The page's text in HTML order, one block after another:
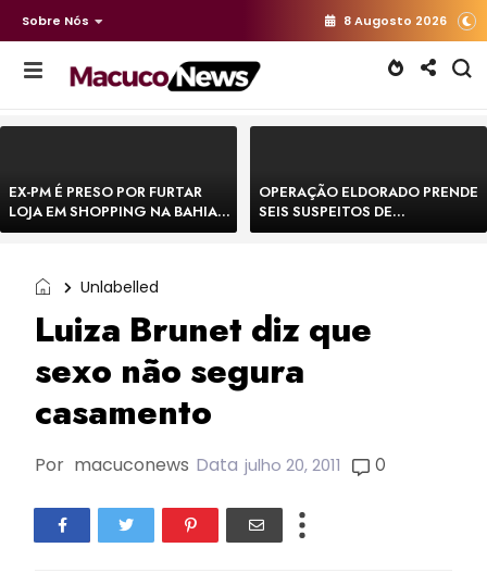
Sobre Nós 8 Augosto 2026
EX-PM É PRESO POR FURTAR
LOJA EM SHOPPING NA BAHIA E
ESCAPA CORRENDO DE
OPERAÇÃO ELDORADO PRENDE
SEIS SUSPEITOS DE
MOVIMENTAR R$ 25 MILHÕES
Unlabelled
Luiza Brunet diz que
sexo não segura
casamento
Por macuconews Data julho 20, 2011 0